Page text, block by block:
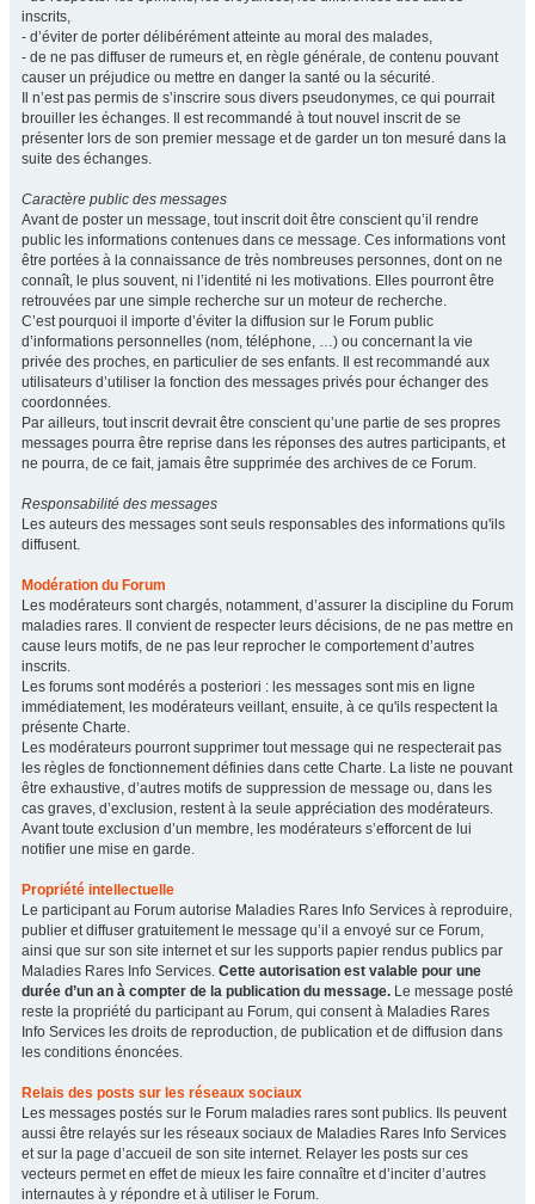
inscrits,
- d’éviter de porter délibérément atteinte au moral des malades,
- de ne pas diffuser de rumeurs et, en règle générale, de contenu pouvant
causer un préjudice ou mettre en danger la santé ou la sécurité.
Il n’est pas permis de s’inscrire sous divers pseudonymes, ce qui pourrait
brouiller les échanges. Il est recommandé à tout nouvel inscrit de se
présenter lors de son premier message et de garder un ton mesuré dans la
suite des échanges.
Caractère public des messages
Avant de poster un message, tout inscrit doit être conscient qu’il rendre
public les informations contenues dans ce message. Ces informations vont
être portées à la connaissance de très nombreuses personnes, dont on ne
connaît, le plus souvent, ni l’identité ni les motivations. Elles pourront être
retrouvées par une simple recherche sur un moteur de recherche.
C’est pourquoi il importe d’éviter la diffusion sur le Forum public
d’informations personnelles (nom, téléphone, …) ou concernant la vie
privée des proches, en particulier de ses enfants. Il est recommandé aux
utilisateurs d’utiliser la fonction des messages privés pour échanger des
coordonnées.
Par ailleurs, tout inscrit devrait être conscient qu’une partie de ses propres
messages pourra être reprise dans les réponses des autres participants, et
ne pourra, de ce fait, jamais être supprimée des archives de ce Forum.
Responsabilité des messages
Les auteurs des messages sont seuls responsables des informations qu'ils
diffusent.
Modération du Forum
Les modérateurs sont chargés, notamment, d’assurer la discipline du Forum
maladies rares. Il convient de respecter leurs décisions, de ne pas mettre en
cause leurs motifs, de ne pas leur reprocher le comportement d’autres
inscrits.
Les forums sont modérés a posteriori : les messages sont mis en ligne
immédiatement, les modérateurs veillant, ensuite, à ce qu'ils respectent la
présente Charte.
Les modérateurs pourront supprimer tout message qui ne respecterait pas
les règles de fonctionnement définies dans cette Charte. La liste ne pouvant
être exhaustive, d’autres motifs de suppression de message ou, dans les
cas graves, d’exclusion, restent à la seule appréciation des modérateurs.
Avant toute exclusion d’un membre, les modérateurs s’efforcent de lui
notifier une mise en garde.
Propriété intellectuelle
Le participant au Forum autorise Maladies Rares Info Services à reproduire,
publier et diffuser gratuitement le message qu’il a envoyé sur ce Forum,
ainsi que sur son site internet et sur les supports papier rendus publics par
Maladies Rares Info Services. Cette autorisation est valable pour une
durée d’un an à compter de la publication du message. Le message posté
reste la propriété du participant au Forum, qui consent à Maladies Rares
Info Services les droits de reproduction, de publication et de diffusion dans
les conditions énoncées.
Relais des posts sur les réseaux sociaux
Les messages postés sur le Forum maladies rares sont publics. Ils peuvent
aussi être relayés sur les réseaux sociaux de Maladies Rares Info Services
et sur la page d’accueil de son site internet. Relayer les posts sur ces
vecteurs permet en effet de mieux les faire connaître et d’inciter d’autres
internautes à y répondre et à utiliser le Forum.